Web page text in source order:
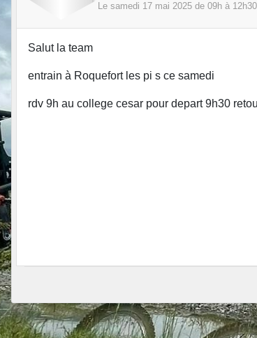
Le samedi 17 mai 2025 de 09h à 12h30
Salut la team
entrain à Roquefort les pi s ce samedi
rdv 9h au college cesar pour depart 9h30